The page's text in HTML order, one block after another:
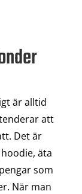
är alltid
att
Det är
äta
som
När man